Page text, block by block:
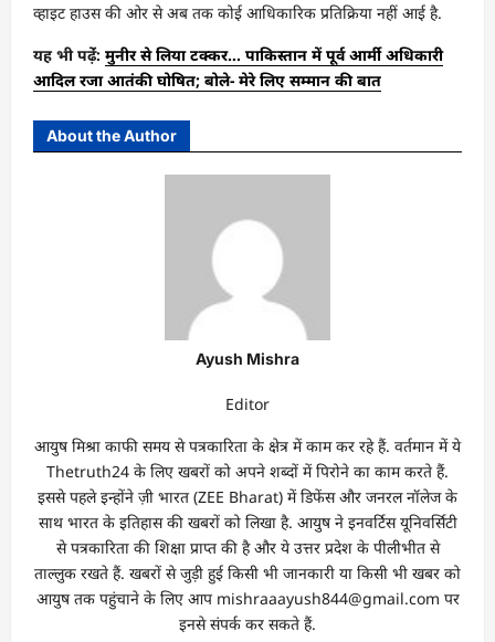
व्हाइट हाउस की ओर से अब तक कोई आधिकारिक प्रतिक्रिया नहीं आई है.
यह भी पढ़ेंं: मुनीर से लिया टक्कर… पाकिस्तान में पूर्व आर्मी अधिकारी
आदिल रजा आतंकी घोषित; बोले- मेरे लिए सम्मान की बात
About the Author
Ayush Mishra
Editor
आयुष मिश्रा काफी समय से पत्रकारिता के क्षेत्र में काम कर रहे हैं. वर्तमान में ये
Thetruth24 के लिए खबरों को अपने शब्दों में पिरोने का काम करते हैं.
इससे पहले इन्होंने ज़ी भारत (ZEE Bharat) में डिफेंस और जनरल नॉलेज के
साथ भारत के इतिहास की खबरों को लिखा है. आयुष ने इनवर्टिस यूनिवर्सिटी
से पत्रकारिता की शिक्षा प्राप्त की है और ये उत्तर प्रदेश के पीलीभीत से
ताल्लुक रखते हैं. खबरों से जुड़ी हुई किसी भी जानकारी या किसी भी खबर को
आयुष तक पहुंचाने के लिए आप mishraaayush844@gmail.com पर
इनसे संपर्क कर सकते हैं.